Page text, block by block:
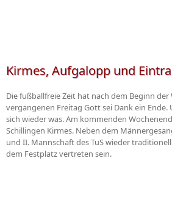
Kirmes, Aufgalopp und
Die fußballfreie Zeit hat nach dem Beginn
vergangenen Freitag Gott sei Dank ein Ende.
sich wieder was. Am kommenden
Schillingen Kirmes. Neben dem
und II. Mannschaft des TuS wieder
dem Festplatz vertreten sein.